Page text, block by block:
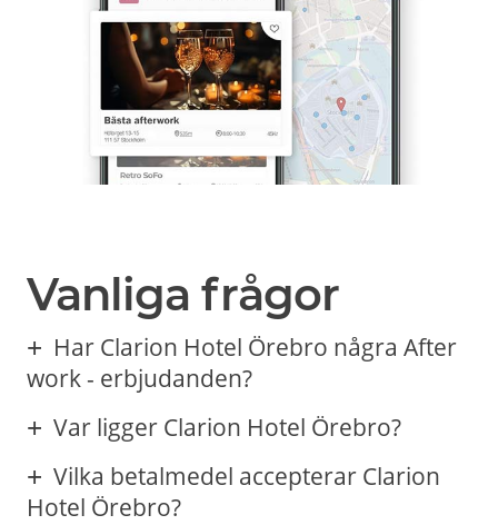
Vanliga frågor
Har Clarion Hotel Örebro några After
work - erbjudanden?
Var ligger Clarion Hotel Örebro?
Vilka betalmedel accepterar Clarion
Hotel Örebro?